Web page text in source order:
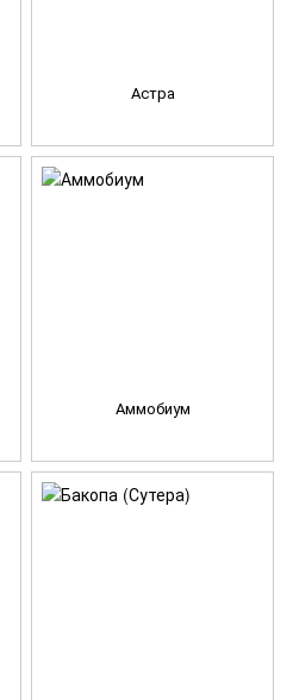
Астра
Аммобиум